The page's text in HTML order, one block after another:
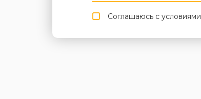
Соглашаюсь с условиями